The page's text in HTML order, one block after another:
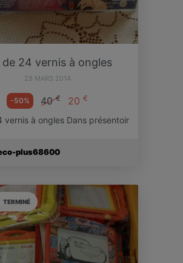
24 vernis à ongles
29 MARS 2014
-50% 40€ 20 €
vernis à ongles Dans présentoir
plus68600
TERMINÉ